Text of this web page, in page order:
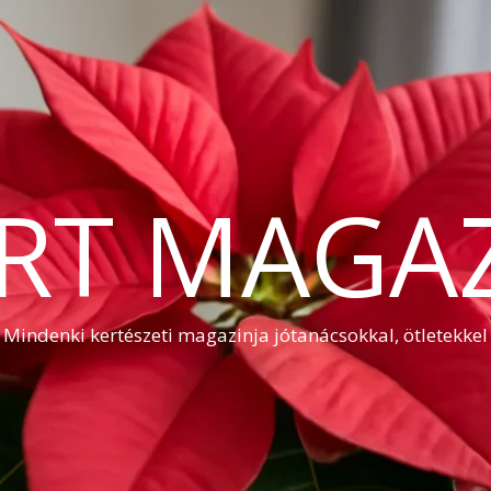
Mindenki kertészeti magazinja jótanácsokkal, ötletekkel